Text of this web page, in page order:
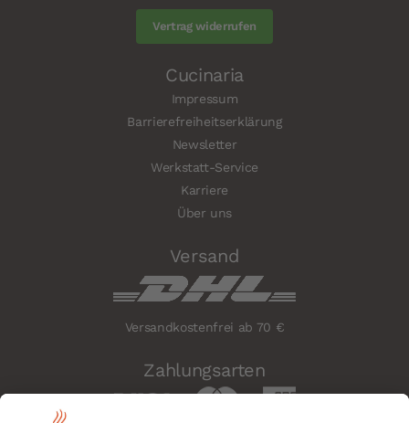
Vertrag widerrufen
Cucinaria
Impressum
Barrierefreiheitserklärung
Newsletter
Werkstatt-Service
Karriere
Über uns
Versand
Versandkostenfrei ab 70 €
Zahlungsarten